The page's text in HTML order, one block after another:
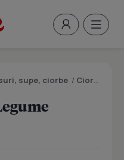
supe, ciorbe / Ciorba de Pui cu Legume